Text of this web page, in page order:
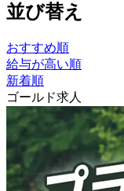
並び替え
おすすめ順
給与が高い順
新着順
ゴールド求人